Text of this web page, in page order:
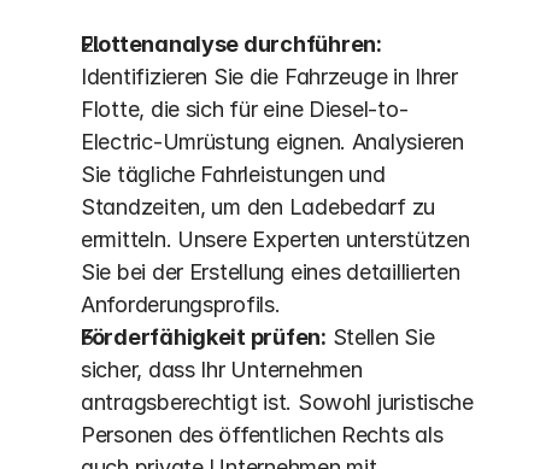
Flottenanalyse durchführen:
Identifizieren Sie die Fahrzeuge in Ihrer
Flotte, die sich für eine Diesel-to-
Electric-Umrüstung eignen. Analysieren
Sie tägliche Fahrleistungen und
Standzeiten, um den Ladebedarf zu
ermitteln. Unsere Experten unterstützen
Sie bei der Erstellung eines detaillierten
Anforderungsprofils.
Förderfähigkeit prüfen: Stellen Sie
sicher, dass Ihr Unternehmen
antragsberechtigt ist. Sowohl juristische
Personen des öffentlichen Rechts als